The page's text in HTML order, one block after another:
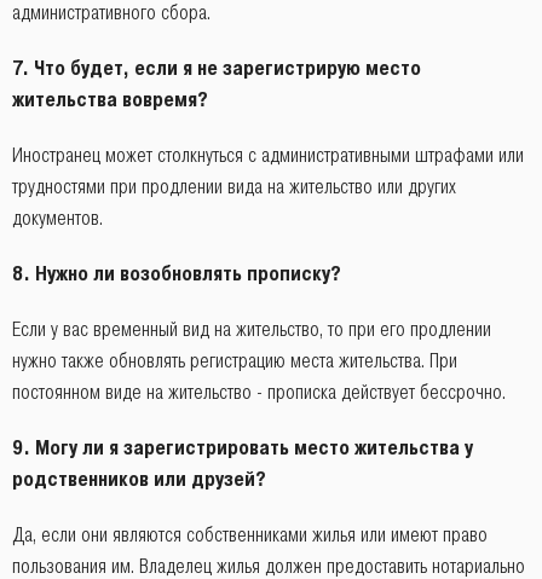
административного сбора.
7. Что будет, если я не зарегистрирую место
жительства вовремя?
Иностранец может столкнуться с административными штрафами или
трудностями при продлении вида на жительство или других
документов.
8. Нужно ли возобновлять прописку?
Если у вас временный вид на жительство, то при его продлении
нужно также обновлять регистрацию места жительства. При
постоянном виде на жительство - прописка действует бессрочно.
9. Могу ли я зарегистрировать место жительства у
родственников или друзей?
Да, если они являются собственниками жилья или имеют право
пользования им. Владелец жилья должен предоставить нотариально